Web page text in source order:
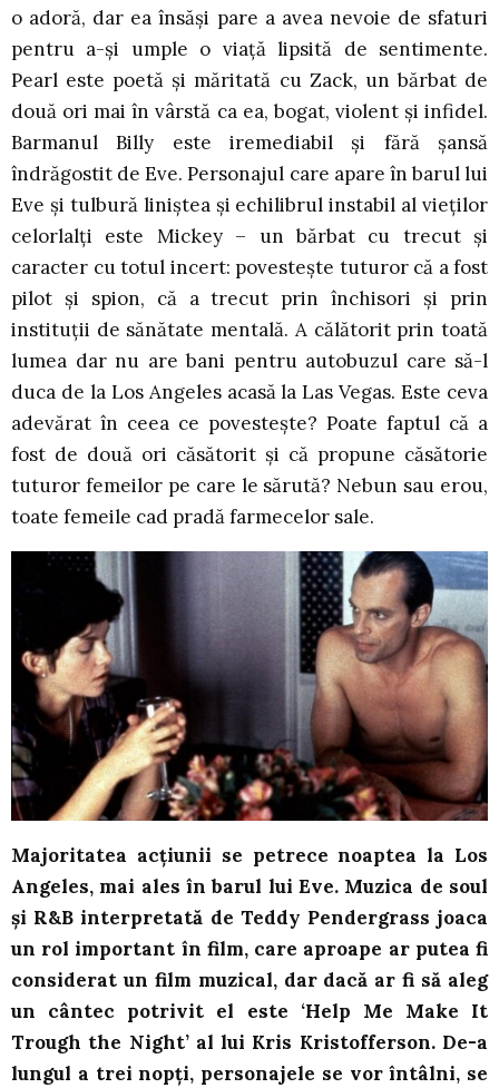
o adoră, dar ea însăși pare a avea nevoie de sfaturi
pentru a-și umple o viață lipsită de sentimente.
Pearl este poetă și măritată cu Zack, un bărbat de
două ori mai în vârstă ca ea, bogat, violent și infidel.
Barmanul Billy este iremediabil și fără șansă
îndrăgostit de Eve. Personajul care apare în barul lui
Eve și tulbură liniștea și echilibrul instabil al vieților
celorlalți este Mickey – un bărbat cu trecut și
caracter cu totul incert: povestește tuturor că a fost
pilot și spion, că a trecut prin închisori și prin
instituții de sănătate mentală. A călătorit prin toată
lumea dar nu are bani pentru autobuzul care să-l
duca de la Los Angeles acasă la Las Vegas. Este ceva
adevărat în ceea ce povestește? Poate faptul că a
fost de două ori căsătorit și că propune căsătorie
tuturor femeilor pe care le sărută? Nebun sau erou,
toate femeile cad pradă farmecelor sale.
Majoritatea acțiunii se petrece noaptea la Los
Angeles, mai ales în barul lui Eve. Muzica de soul
și R&B interpretată de Teddy Pendergrass joaca
un rol important în film, care aproape ar putea fi
considerat un film muzical, dar dacă ar fi să aleg
un cântec potrivit el este ‘Help Me Make It
Trough the Night’ al lui Kris Kristofferson. De-a
lungul a trei nopți, personajele se vor întâlni, se